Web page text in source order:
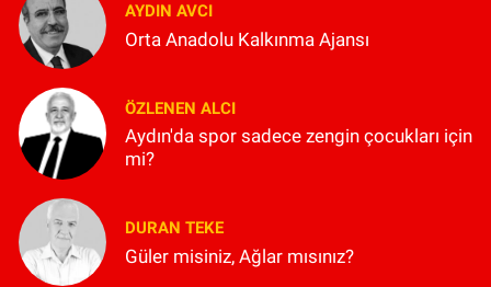
AYDIN AVCI
Orta Anadolu Kalkınma Ajansı
ÖZLENEN ALCI
Aydın'da spor sadece zengin çocukları için
mi?
DURAN TEKE
Güler misiniz, Ağlar mısınız?